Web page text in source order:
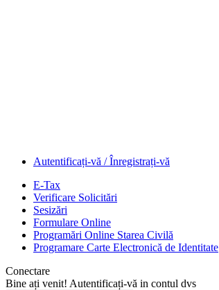
Autentificați-vă / Înregistrați-vă
E-Tax
Verificare Solicitări
Sesizări
Formulare Online
Programări Online Starea Civilă
Programare Carte Electronică de Identitate
Conectare
Bine ați venit! Autentificați-vă in contul dvs